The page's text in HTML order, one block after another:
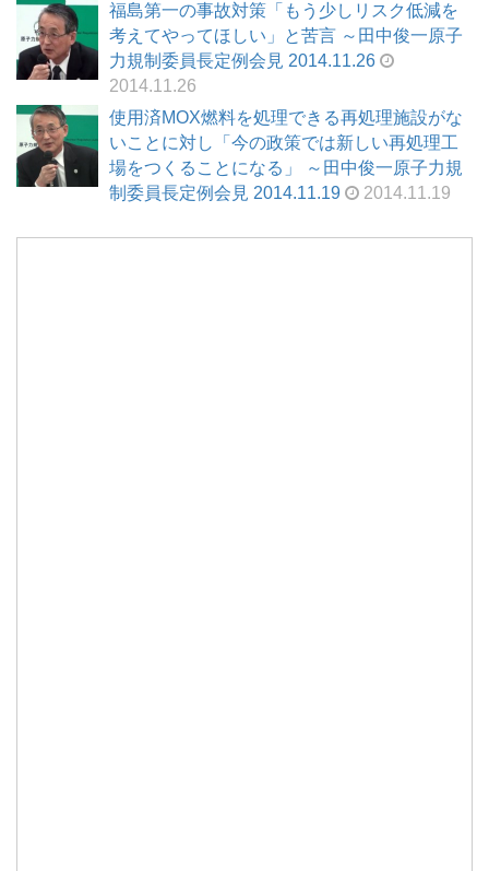
福島第一の事故対策「もう少しリスク低減を
考えてやってほしい」と苦言 ～田中俊一原子
力規制委員長定例会見 2014.11.26
2014.11.26
使用済MOX燃料を処理できる再処理施設がな
いことに対し「今の政策では新しい再処理工
場をつくることになる」 ～田中俊一原子力規
制委員長定例会見 2014.11.19
2014.11.19